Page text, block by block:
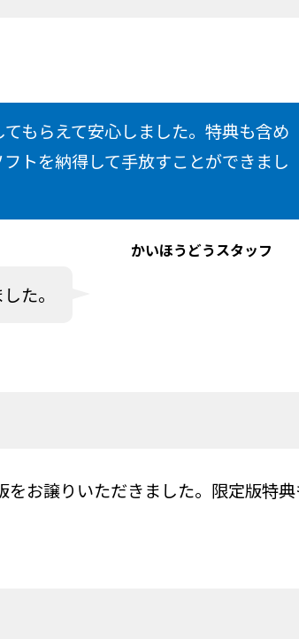
もらえて安心しました。特典も含め
トを納得して手放すことができまし
かいほうどうスタッフ
た。
お譲りいただきました。限定版特典